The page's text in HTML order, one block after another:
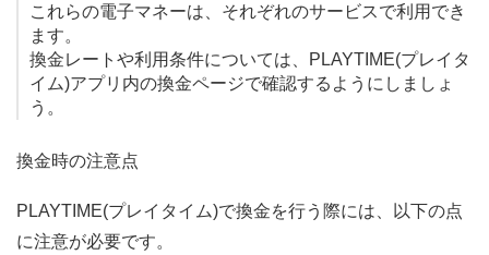
これらの電子マネーは、それぞれのサービスで利用でき
ます。
換金レートや利用条件については、PLAYTIME(プレイタ
イム)アプリ内の換金ページで確認するようにしましょ
う。
換金時の注意点
PLAYTIME(プレイタイム)で換金を行う際には、以下の点
に注意が必要です。